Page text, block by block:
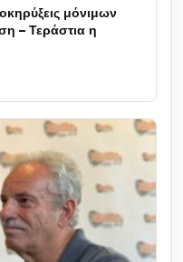
μόνιμων
– Τεράστια η